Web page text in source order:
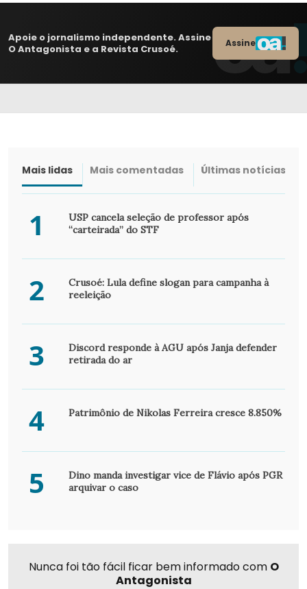
Apoie o jornalismo independente. Assine
O Antagonista e a Revista Crusoé.
Assine
Mais lidas Mais comentadas Últimas notícias
1
USP cancela seleção de professor após
“carteirada” do STF
2
Crusoé: Lula define slogan para campanha à
reeleição
3
Discord responde à AGU após Janja defender
retirada do ar
4 Patrimônio de Nikolas Ferreira cresce 8.850%
5
Dino manda investigar vice de Flávio após PGR
arquivar o caso
Nunca foi tão fácil ficar bem informado com O
Antagonista